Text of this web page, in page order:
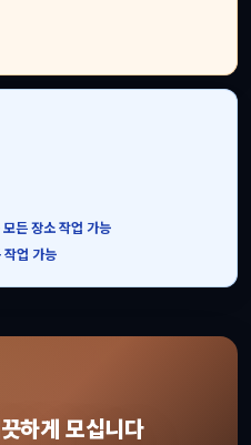
든 장소 작업 가능
업 가능
하게 모십니다